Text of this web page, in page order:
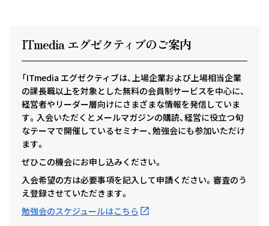
ITmedia エグゼクティ ブのご案内
「ITmedia エグゼクティブは、上場企業および上場相当企業
の課長職以上を対象とした無料の会員制サービスを中心に、
経営者やリーダー層向けにさまざまな情報を発信していま
す。入会いただくとメールマガジンの購読、経営に役立つ旬
なテーマで開催しているセミナー、勉強会にも参加いただけ
ます。
ぜひこの機会にお申し込みください。
入会希望の方は必要事項を記入して申請ください。審査のう
え登録させていただきます。
勉強会のスケジュールはこちら